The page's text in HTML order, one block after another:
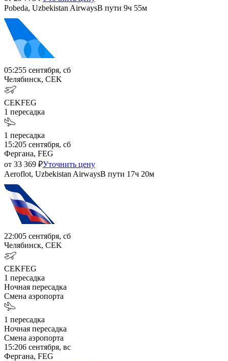
Pobeda, Uzbekistan AirwaysВ пути 9ч 55м
05:255 сентября, сб
Челябинск, CEK
CEKFEG
1 пересадка
1 пересадка
15:205 сентября, сб
Фергана, FEG
от 33 369 ₽Уточнить цену
Aeroflot, Uzbekistan AirwaysВ пути 17ч 20м
22:005 сентября, сб
Челябинск, CEK
CEKFEG
1 пересадка
Ночная пересадка
Смена аэропорта
1 пересадка
Ночная пересадка
Смена аэропорта
15:206 сентября, вс
Фергана, FEG